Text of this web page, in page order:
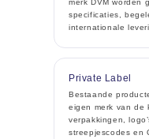
merk DVM worden
specificaties,
internationale
Private Label
Bestaande
eigen merk van de
verpakkingen,
streepjescodes en